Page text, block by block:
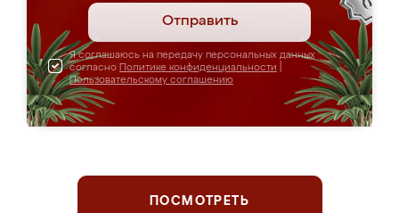
Отправить
Я соглашаюсь на передачу персональных данных
согласно Политике конфиденциальности
Пользовательскому соглашению
ПОСМОТРЕТЬ